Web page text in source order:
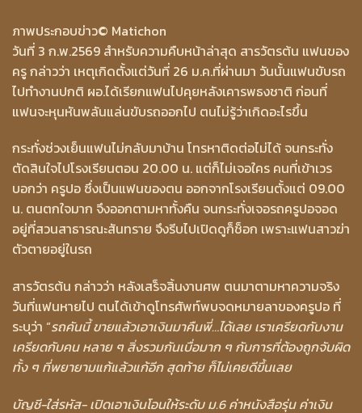
ภาพประกอบข่าว© Matichon
วันที่ 3 ก.พ.2569 สำหรับความคืบหน้าล่าสุด สารวัตรต้น แฟนของ
ครู กล่าวว่า เหตุเกิดตั้งแต่วันที่ 26 ม.ค.ที่ผ่านมา วันนั้นแฟนขับรถ
ไปทำงานปกติ ผอ.ได้เรียกแฟนไปคุยหลังเคารพธงชาติ ก่อนที่
แฟนจะหุนหันพลันแล่นขับรถออกไป ตนไม่รู้ว่าเกิดอะไรขึ้น
กระทั่งช่วงเย็นแฟนไม่กลับมาบ้าน โทรหาติดต่อไม่ได้ จนกระทั่ง
ตัดสินใจไปโรงเรียนตอน 20.00 น. แต่ก็ไม่เจอใคร คนที่เข้าเวร
บอกว่า ครูปอ ซึ่งเป็นแฟนของตน ออกจากโรงเรียนตั้งแต่ 09.00
น. ตนตกใจมาก จึงออกตามหาทั้งคืน จนกระทั่งเจอรถครูปอจอด
อยู่ที่สวนสาธารณะสันทราย จึงรีบไปเปิดดูก็ช็อก เพราะแฟนสาวฆ่า
ตัวตายอยู่ในรถ
สารวัตรต้น กล่าวว่า หลังเสร็จสิ้นงานศพ ตนมาตามหาความจริง
วันที่แฟนหายไป ตนได้เข้าดูโทรศัพท์พบจดหมายลาของครูปอ ที่
ระบุว่า “รถคันนี้ ขายแล้วเอาเงินมาคืนพี่…ได้เลย เราเครียดกับงาน
เครียดกับคน หลาย ๆ สิ่งรวมกันเบื่อมาก ๆ กับการที่ต้องถูกจับผิด
ทั้ง ๆ ที่พยายามแก้แล้วแก้อีก สุดท้าย ก็ไม่เคยดีขึ้นเลย
บัญชี-ใส่รหัส- เปิดเอาเงินโอนให้ระดับ ม.6 ค่าหนังสือรุ่น ค่าเงิน